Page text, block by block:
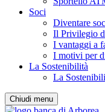
Soci
Diventare
Il Privilegio
I vantaggi a
I motivi per
La Sostenibilità
La
Chiudi menu